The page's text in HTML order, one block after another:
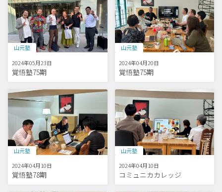
山元塾
2024年05月23日
覚悟塾75期
山元塾
2024年04月20日
覚悟塾75期
山元塾
2024年04月10日
覚悟塾78期
山元塾
2024年04月10日
コミュニカカレッジ